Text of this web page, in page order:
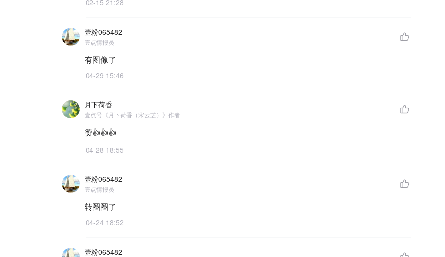
02-15 21:28
壹粉065482
壹点情报员
有图像了
04-29 15:46
月下荷香
壹点号《月下荷香（宋云芝）》作者
赞👍👍👍
04-28 18:55
壹粉065482
壹点情报员
转圈圈了
04-24 18:52
壹粉065482